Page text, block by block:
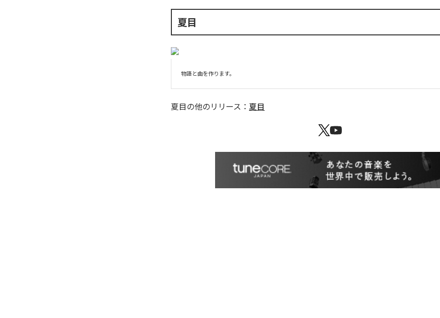
夏目
物語と曲を作ります。
夏目の他のリリース： 夏目